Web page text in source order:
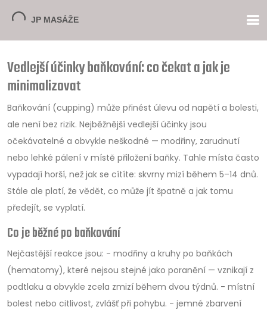
Vedlejší účinky baňkování: co čekat a jak je
minimalizovat
Baňkování (cupping) může přinést úlevu od napětí a bolesti,
ale není bez rizik. Nejběžnější vedlejší účinky jsou
očekávatelné a obvykle neškodné — modřiny, zarudnutí
nebo lehké pálení v místě přiložení baňky. Tahle místa často
vypadají horší, než jak se cítíte: skvrny mizí během 5–14 dnů.
Stále ale platí, že vědět, co může jít špatně a jak tomu
předejít, se vyplatí.
Co je běžné po baňkování
Nejčastější reakce jsou: - modřiny a kruhy po baňkách
(hematomy), které nejsou stejné jako poranění — vznikají z
podtlaku a obvykle zcela zmizí během dvou týdnů. - místní
bolest nebo citlivost, zvlášť při pohybu. - jemné zbarvení